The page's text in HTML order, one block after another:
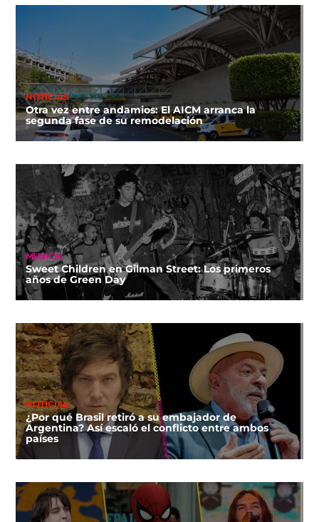
NOTICIAS
Otra vez entre andamios: El AICM arranca la
segunda fase de su remodelación
MÚSICA
Sweet Children en Gilman Street: Los primeros
años de Green Day
NOTICIAS
¿Por qué Brasil retiró a su embajador de
Argentina? Así escaló el conflicto entre ambos
países